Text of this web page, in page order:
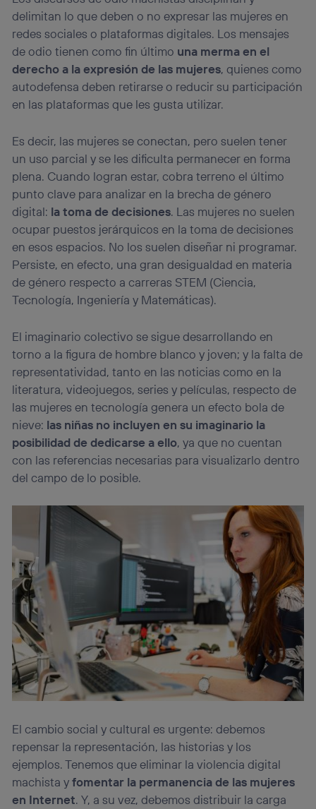
delimitan lo que deben o no expresar las mujeres en
redes sociales o plataformas digitales. Los mensajes
de odio tienen como fin último una merma en el
derecho a la expresión de las mujeres, quienes como
autodefensa deben retirarse o reducir su participación
en las plataformas que les gusta utilizar.
Es decir, las mujeres se conectan, pero suelen tener
un uso parcial y se les dificulta permanecer en forma
plena. Cuando logran estar, cobra terreno el último
punto clave para analizar en la brecha de género
digital: la toma de decisiones. Las mujeres no suelen
ocupar puestos jerárquicos en la toma de decisiones
en esos espacios. No los suelen diseñar ni programar.
Persiste, en efecto, una gran desigualdad en materia
de género respecto a carreras STEM (Ciencia,
Tecnología, Ingeniería y Matemáticas).
El imaginario colectivo se sigue desarrollando en
torno a la figura de hombre blanco y joven; y la falta de
representatividad, tanto en las noticias como en la
literatura, videojuegos, series y películas, respecto de
las mujeres en tecnología genera un efecto bola de
nieve: las niñas no incluyen en su imaginario la
posibilidad de dedicarse a ello, ya que no cuentan
con las referencias necesarias para visualizarlo dentro
del campo de lo posible.
El cambio social y cultural es urgente: debemos
repensar la representación, las historias y los
ejemplos. Tenemos que eliminar la violencia digital
machista yfomentar la permanencia de las mujeres
en Internet. Y, a su vez, debemos distribuir la carga